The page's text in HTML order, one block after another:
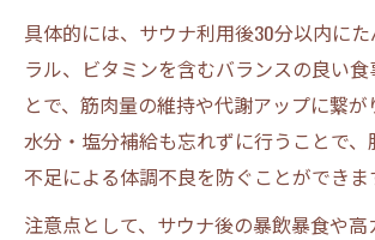
具体的には、サウナ利用後30分以内に
ラル、ビタミンを含むバランスの良い
とで、筋肉量の維持や代謝アップに繋が
水分・塩分補給も忘れずに行うことで
不足による体調不良を防ぐことができま
注意点として、サウナ後の暴飲暴食や